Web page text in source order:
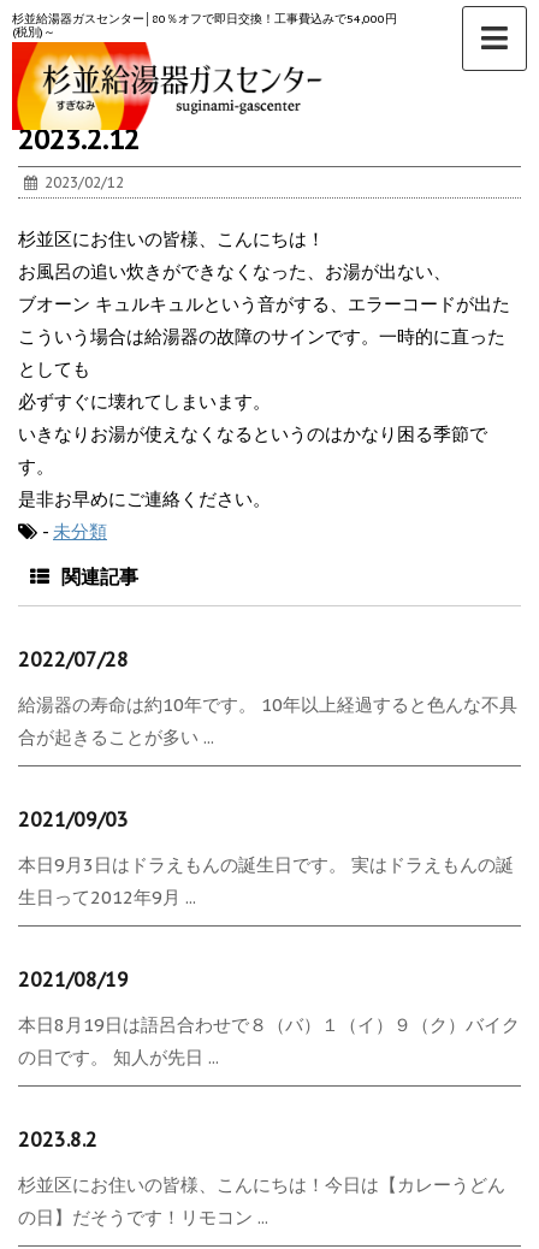
杉並給湯器ガスセンター│80％オフで即日交換！工事費込みで54,000円
(税別)～
ホーム >未分類 >
2023.2.12
2023/02/12
杉並区にお住いの皆様、こんにちは！
お風呂の追い炊きができなくなった、お湯が出ない、
ブオーン キュルキュルという音がする、エラーコードが出た
こういう場合は給湯器の故障のサインです。一時的に直った
としても
必ずすぐに壊れてしまいます。
いきなりお湯が使えなくなるというのはかなり困る季節で
す。
是非お早めにご連絡ください。
- 未分類
関連記事
2022/07/28
給湯器の寿命は約10年です。 10年以上経過すると色んな不具
合が起きることが多い ...
2021/09/03
本日9月3日はドラえもんの誕生日です。 実はドラえもんの誕
生日って2012年9月 ...
2021/08/19
本日8月19日は語呂合わせで８（バ）１（イ）９（ク）バイク
の日です。 知人が先日 ...
2023.8.2
杉並区にお住いの皆様、こんにちは！今日は【カレーうどん
の日】だそうです！リモコン ...